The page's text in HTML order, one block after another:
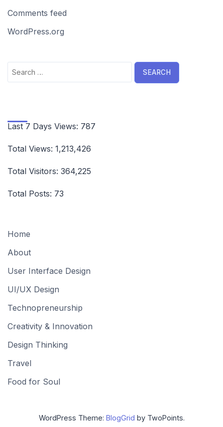
Comments feed
WordPress.org
Search
for:
Last 7 Days Views: 787
Total Views: 1,213,426
Total Visitors: 364,225
Total Posts: 73
Home
About
User Interface Design
UI/UX Design
Technopreneurship
Creativity & Innovation
Design Thinking
Travel
Food for Soul
WordPress Theme: BlogGrid by TwoPoints.